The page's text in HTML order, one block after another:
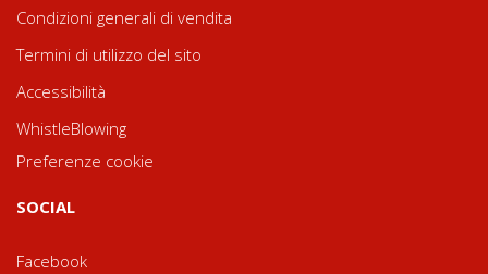
Condizioni generali di vendita
Termini di utilizzo del sito
Accessibilità
WhistleBlowing
Preferenze cookie
SOCIAL
Facebook